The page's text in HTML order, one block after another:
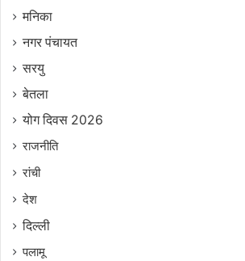
मनिका
नगर पंचायत
सरयु
बेतला
योग दिवस 2026
राजनीति
रांची
देश
दिल्‍ली
पलामू